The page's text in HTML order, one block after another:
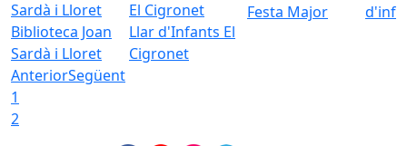
Biblioteca Joan
Sardà i Lloret
Llar d'Infants El
Cigronet
Festa Major
AnteriorSegüent
1
2